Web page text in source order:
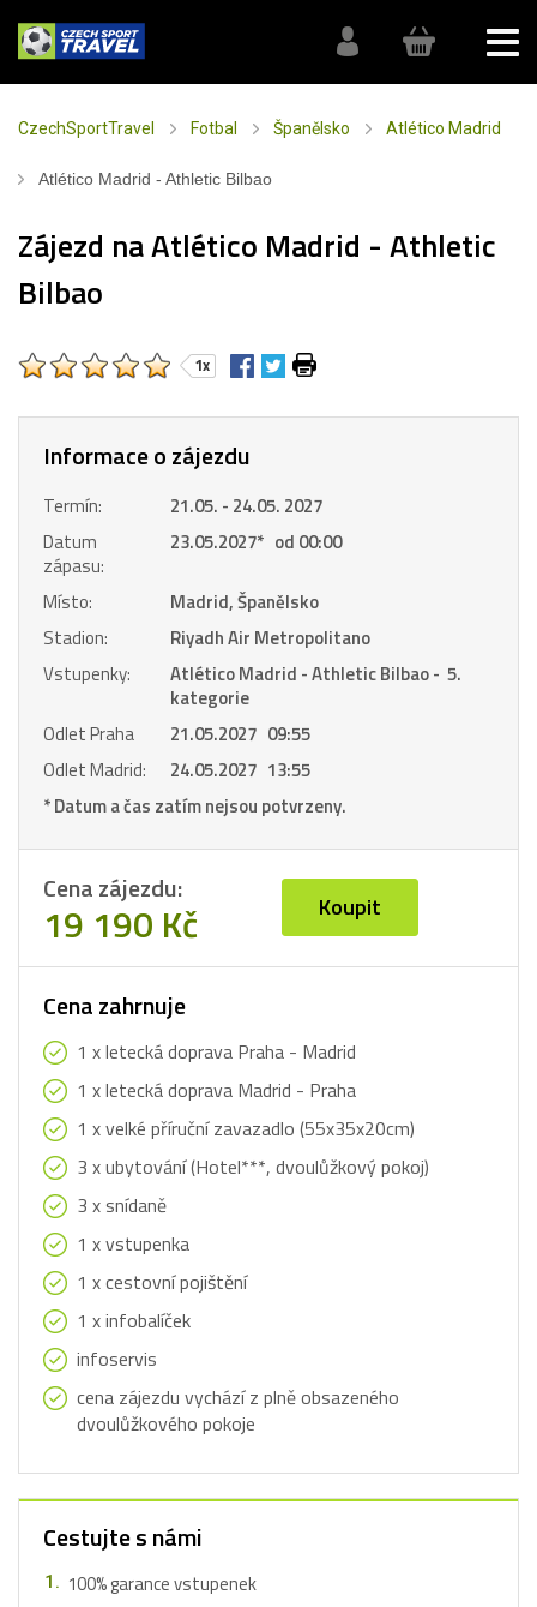
CzechSportTravel Fotbal Španělsko Atlético Madrid
Atlético Madrid - Athletic Bilbao
Zájezd na Atlético Madrid - Athletic
Bilbao
1x
Informace o zájezdu
Termín:
21.05. - 24.05. 2027
Datum
zápasu:
23.05.2027* od 00:00
Místo:
Madrid, Španělsko
Stadion:
Riyadh Air Metropolitano
Vstupenky:
Atlético Madrid - Athletic Bilbao - 5.
kategorie
Odlet Praha
21.05.2027 09:55
Odlet Madrid:
24.05.2027 13:55
* Datum a čas zatím nejsou potvrzeny.
Cena zájezdu:
19 190 Kč Koupit
Cena zahrnuje
1 x letecká doprava Praha - Madrid
1 x letecká doprava Madrid - Praha
1 x velké příruční zavazadlo (55x35x20cm)
3 x ubytování (Hotel***, dvoulůžkový pokoj)
3 x snídaně
1 x vstupenka
1 x cestovní pojištění
1 x infobalíček
infoservis
cena zájezdu vychází z plně obsazeného
dvoulůžkového pokoje
Cestujte s námi
100% garance vstupenek